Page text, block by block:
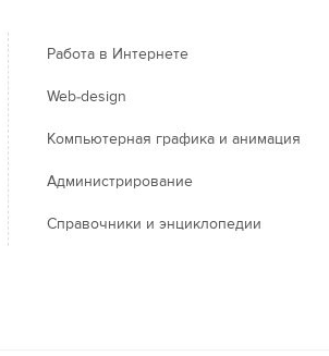
Работа в Интернете
Web-design
Компьютерная графика и анимация
Администрирование
Справочники и энциклопедии